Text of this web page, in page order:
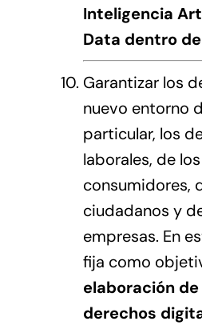
Inteligencia
Data dentro
Garantizar los
nuevo entorno
particular, los
laborales, de los
consumidores,
ciudadanos y
empresas. En
fija como
elaboración
derechos